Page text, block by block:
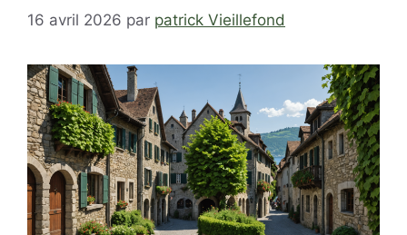
16 avril 2026 par patrick Vieillefond